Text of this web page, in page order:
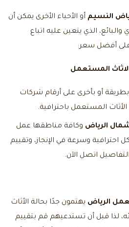
النسيم أو الأحياء الأخرى يمكن أن
الذي يتعين عليه اتباع
على أفضل سعر:
المستعمل
أو بأخرى على أرقام شركات
المستعمل باحترافية.
الرياض وكافة مناطقها عمل
احترافية وسرعة في الإنجاز، وتقييم
اتصل الآن.
الرياض يهتمون جدًا بحالة الأثاث
لذا قبل أن تستدعيهم قم بتقييم